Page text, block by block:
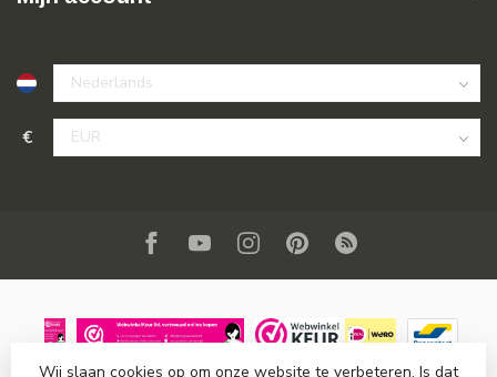
€
Wij slaan cookies op om onze website te verbeteren. Is dat